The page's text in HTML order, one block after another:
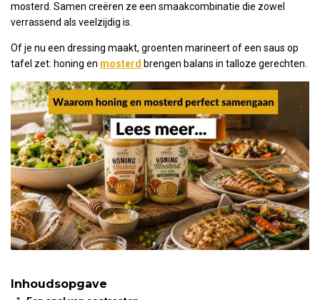
mosterd. Samen creëren ze een smaakcombinatie die zowel
verrassend als veelzijdig is.
Of je nu een dressing maakt, groenten marineert of een saus op
tafel zet: honing en mosterd brengen balans in talloze gerechten.
Inhoudsopgave